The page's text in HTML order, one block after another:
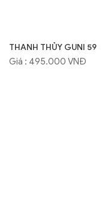
THANH THỦY GUNI 59
Giá : 495.000 VNĐ